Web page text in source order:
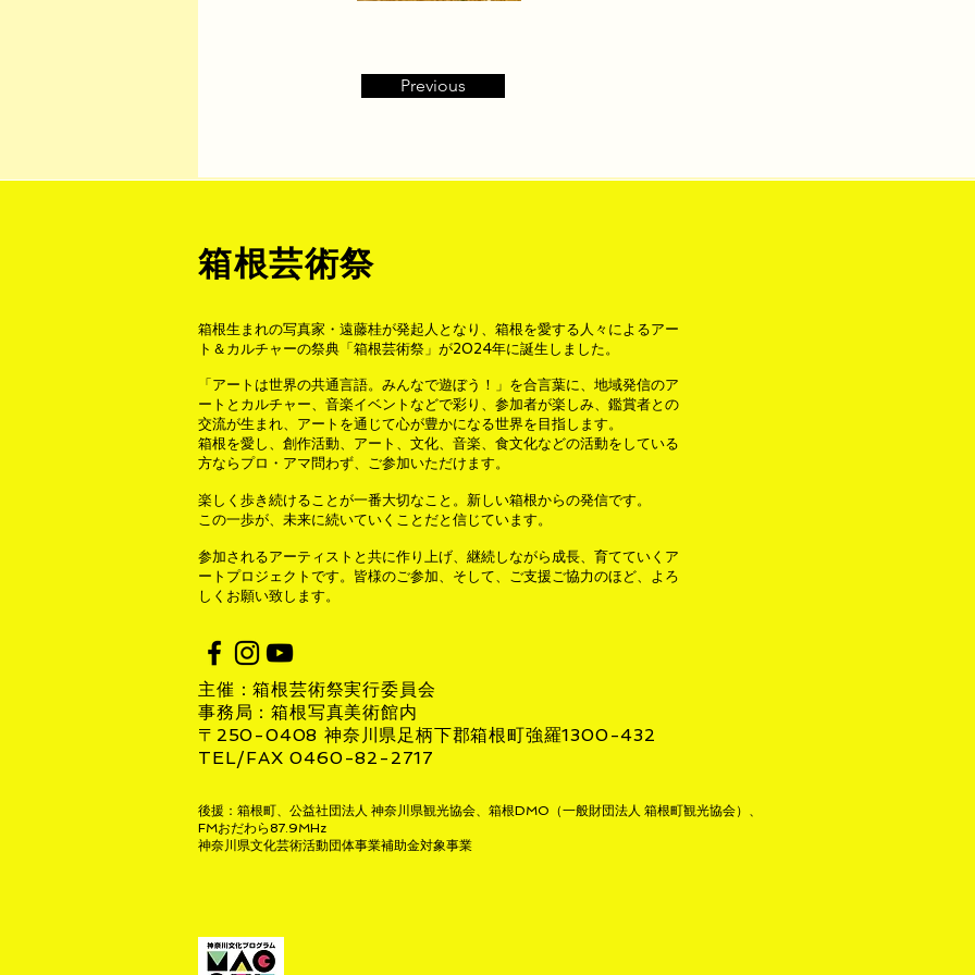
Previous
箱根芸術祭
箱根生まれの写真家・遠藤桂が発起人となり、箱根を愛する人々によるアー
ト＆カルチャーの祭典「箱根芸術祭」が2024年に誕生しました。
「アートは世界の共通言語。みんなで遊ぼう！」を合言葉に、地域発信のア
ートと カルチャー、音楽イベントなどで彩り、参加者が楽しみ、鑑賞者との
交流が生まれ、 アートを通じて心が豊かになる世界を目指します。
箱根を愛し、創作活動、アート、文化、音楽、食文化などの活動をしている
方なら プロ・アマ問わず、ご参加いただけます。
楽しく歩き続けることが一番大切なこと。新しい箱根からの発信です。
この一歩が、未来に続いていくことだと信じています。
参加されるアーティストと共に作り上げ、継続しながら成長、育てていくア
ートプロジェクトです。皆様のご参加、そして、ご支援ご協力のほど、よろ
しくお願い致します。
主催：箱根芸術祭実行委員会
事務局：箱根写真美術館内
〒250-0408 神奈川県足柄下郡箱根町強羅1300-432
TEL/FAX 0460-82-2717
後援：箱根町、公益社団法人 神奈川県観光協会、箱根DMO（一般財団法人 箱根町観光協会）、
FMおだわら87.9MHz
神奈川県文化芸術活動団体事業補助金対象事業